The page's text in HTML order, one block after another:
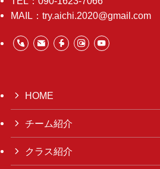
MAIL：try.aichi.2020@gmail.com
HOME
チーム紹介
クラス紹介